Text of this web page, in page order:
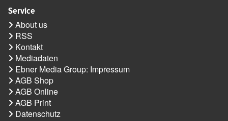
Service
About us
RSS
Kontakt
Mediadaten
Ebner Media Group: Impressum
AGB Shop
AGB Online
AGB Print
Datenschutz